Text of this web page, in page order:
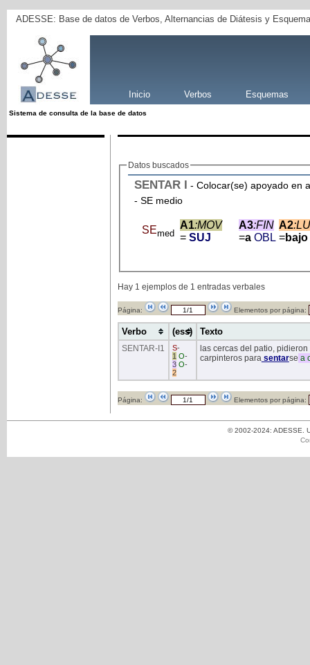
ADESSE: Base de datos de Verbos, Alternancias de Diátesis y
Inicio Verbos Esquemas
Sistema de consulta de la base de datos
Datos buscados
SENTAR I - Colocar(se) apoyado en
- SE medio
SEmed
A1:MOV
= SUJ
A3:FIN
=a OBL
A2
=bajo
Hay 1 ejemplos de 1 entradas verbales
Página: Elementos por página:
Verbo (ess) Texto
SENTAR-I1 S-
1 O-
3 O-
2
las cercas del patio,
carpinteros parasentarse a
Página: Elementos por página:
© 2002-2024: ADESSE.